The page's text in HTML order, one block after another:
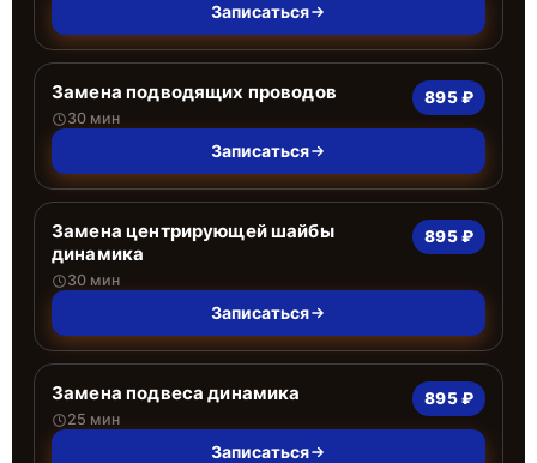
Записаться
Замена подводящих проводов
30 мин
895 ₽
Записаться
Замена центрирующей шайбы
динамика
30 мин
895 ₽
Записаться
Замена подвеса динамика
25 мин
895 ₽
Записаться